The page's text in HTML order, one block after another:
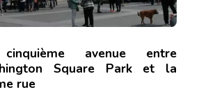
avenue entre
Square Park et la
rue